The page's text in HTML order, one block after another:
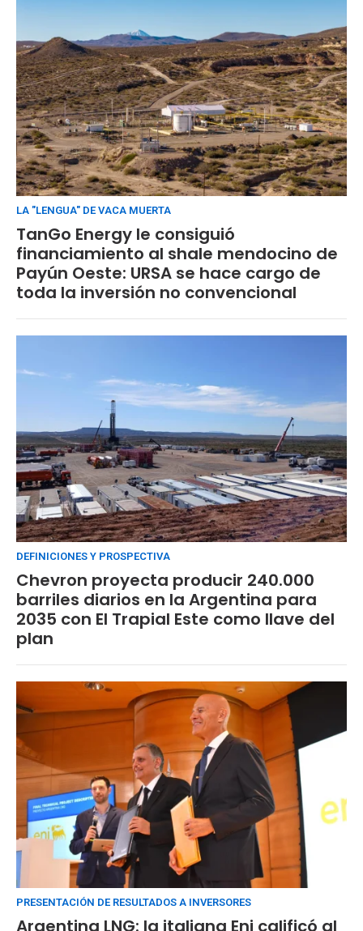
LA "LENGUA" DE VACA MUERTA
TanGo Energy le consiguió
financiamiento al shale mendocino de
Payún Oeste: URSA se hace cargo de
toda la inversión no convencional
DEFINICIONES Y PROSPECTIVA
Chevron proyecta producir 240.000
barriles diarios en la Argentina para
2035 con El Trapial Este como llave del
plan
PRESENTACIÓN DE RESULTADOS A INVERSORES
Argentina LNG: la italiana Eni calificó al